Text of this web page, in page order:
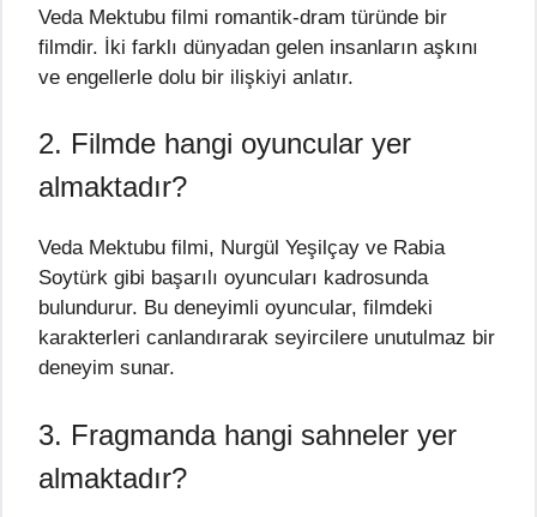
Veda Mektubu filmi romantik-dram türünde bir
filmdir. İki farklı dünyadan gelen insanların aşkını
ve engellerle dolu bir ilişkiyi anlatır.
2. Filmde hangi oyuncular yer
almaktadır?
Veda Mektubu filmi, Nurgül Yeşilçay ve Rabia
Soytürk gibi başarılı oyuncuları kadrosunda
bulundurur. Bu deneyimli oyuncular, filmdeki
karakterleri canlandırarak seyircilere unutulmaz bir
deneyim sunar.
3. Fragmanda hangi sahneler yer
almaktadır?